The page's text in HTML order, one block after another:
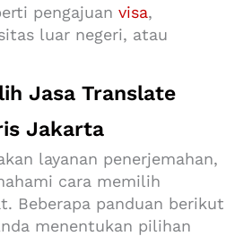
pengajuan visa,
luar negeri, atau
Jasa Translate
Jakarta
layanan penerjemahan,
cara memilih
Beberapa panduan berikut
menentukan pilihan